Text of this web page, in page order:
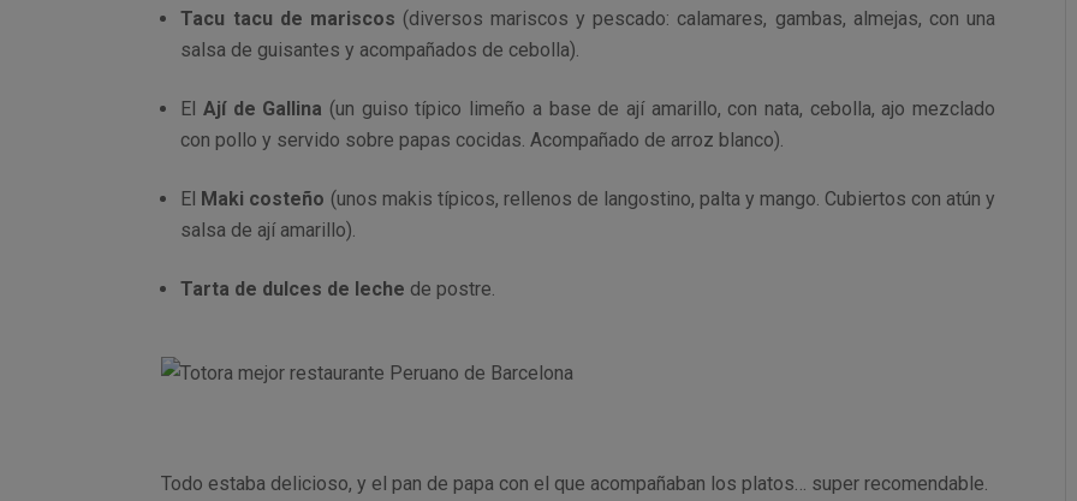
Tacu tacu de mariscos (diversos mariscos y pescado: calamares, gambas, almejas, con una
salsa de guisantes y acompañados de cebolla).
ElAjí de Gallina (un guiso típico limeño a base de ají amarillo, con nata, cebolla, ajo mezclado
con pollo y servido sobre papas cocidas. Acompañado de arroz blanco).
El Maki costeño (unos makis típicos, rellenos de langostino, palta y mango. Cubiertos con atún y
salsa de ají amarillo).
Tarta de dulces de leche de postre.
Todo estaba delicioso, y el pan de papa con el que acompañaban los platos… super recomendable.